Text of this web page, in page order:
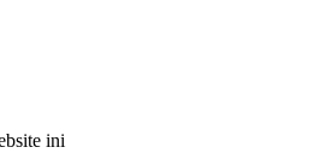
ini